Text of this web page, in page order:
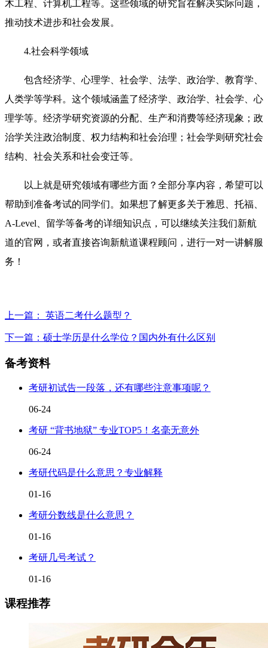
木工程、计算机工程等。这些领域的研究旨在解决实际问题，
推动技术进步和社会发展。
4.社会科学领域
包含经济学、心理学、社会学、法学、政治学、教育学、
人类学等学科。这个领域涵盖了经济学、政治学、社会学、心
理学等。经济学研究资源的分配、生产和消费等经济现象；政
治学关注政治制度、权力结构和社会治理；社会学则研究社会
结构、社会关系和社会变迁等。
以上就是研究领域有哪些方面？全部分享内容，希望可以
帮助到准备考试的同学们。如果想了解更多关于雅思、托福、
A-Level、留学等备考的详细知识点，可以继续关注我们新航
道的官网，或者直接咨询新航道课程顾问，进行一对一讲解服
务！
上一篇： 英语二考什么题型？
下一篇：硕士学历是什么学位？国内外有什么区别
备考资料
考研初试告一段落，还有哪些注意事项呢？
06-24
考研 “背书地狱” 专业TOP5！名毫无意外
06-24
考研代码是什么意思？专业解释
01-16
考研分数线是什么意思？
01-16
考研几号考试？
01-16
课程推荐